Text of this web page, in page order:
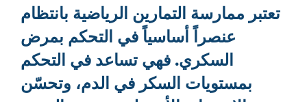
تعتبر ممارسة التمارين الرياضية بانتظام
عنصراً أساسياً في التحكم بمرض
السكري. فهي تساعد في التحكم
بمستويات السكر في الدم، وتحسّن